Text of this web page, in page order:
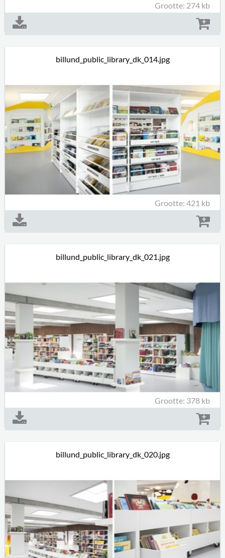
Grootte: 274 kb
billund_public_library_dk_014.jpg
Grootte: 421 kb
billund_public_library_dk_021.jpg
Grootte: 378 kb
billund_public_library_dk_020.jpg